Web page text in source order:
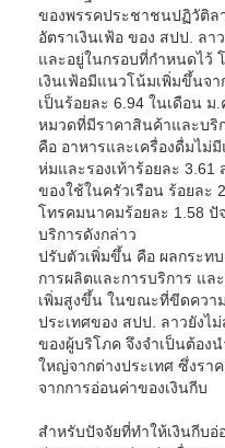
ของพรรคประชาชนปฏิวัติล
อัตราเงินเฟ้อ ของ สปป. ลา
และอยู่ในกรอบที่กำหนดไว้
เงินเฟ้อมีแนวโน้มเพิ่มขึ้นจ
เป็นร้อยละ 6.94 ในเดือน ม
หมวดที่มีราคาสินค้าและบริ
คือ อาหารและเครื่องดื่มไม่
ห่มและรองเท้าร้อยละ
ของใช้ในครัวเรือน ร้อยละ
โทรคมนาคมร้อยละ 1.58
บริการดังกล่าว
ปรับตัวเพิ่มขึ้น คือ ผลกระท
การผลิตและการบริการ แล
เพิ่มสูงขึ้น ในขณะที่ขีดควา
ประเทศของ สปป. ลาวยังไ
ของผู้บริโภค จึงจำเป็นต้อง
ใหญ่จากต่างประเทศ ซึ่งร
จากการอ่อนค่าของเงินกีบ
สำหรับปัจจัยที่ทำให้เงินกีบ